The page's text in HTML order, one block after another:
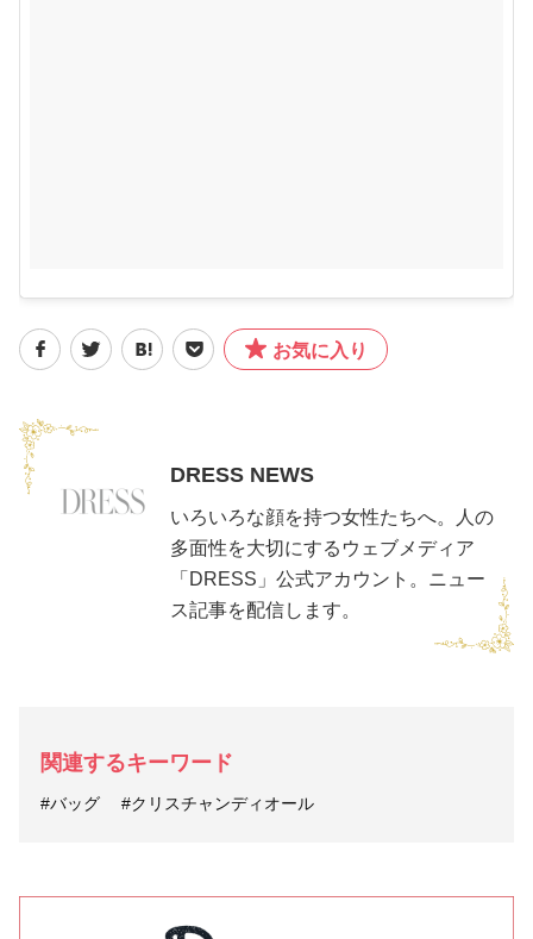
お気に入り
DRESS NEWS
いろいろな顔を持つ女性たちへ。人の
多面性を大切にするウェブメディア
「DRESS」公式アカウント。ニュー
ス記事を配信します。
関連するキーワード
#バッグ #クリスチャンディオール